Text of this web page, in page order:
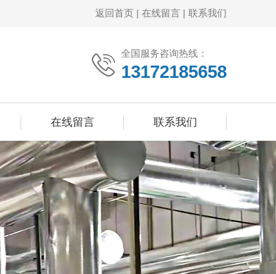
返回首页 | 在线留言 | 联系我们
全国服务咨询热线：
13172185658
在线留言 联系我们